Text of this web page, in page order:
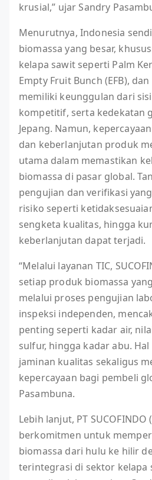
krusial,” ujar Sandry
Menurutnya, Indonesia
biomassa yang besar,
kelapa sawit seperti Palm
Empty Fruit Bunch (EFB),
memiliki keunggulan dari
kompetitif, serta kedekatan
Jepang. Namun,
dan keberlanjutan produk
utama dalam memastikan
biomassa di pasar global.
pengujian dan verifikasi
risiko seperti
sengketa kualitas, hingga
keberlanjutan dapat terjadi.
“Melalui layanan TIC,
setiap produk biomassa
melalui proses pengujian
inspeksi independen,
penting seperti kadar air,
sulfur, hingga kadar abu.
jaminan kualitas sekaligus
kepercayaan bagi pembeli
Pasambuna.
Lebih lanjut, PT SUCOFINDO
berkomitmen untuk
biomassa dari hulu ke hilir
terintegrasi di sektor kelapa